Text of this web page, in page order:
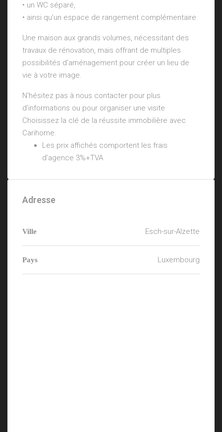
• un WC séparé,
• ainsi qu’un espace de rangement complémentaire.
Une maison aux grands volumes, nécessitant des
travaux de rénovation, mais offrant de multiples
possibilités d’aménagement pour créer un lieu de
vie à votre image.
N’hésitez pas à nous contacter pour plus
d’informations ou pour organiser une visite
Choisissez la clé de la réussite immobilière avec
Carihome.
Les prix affichés comportent les frais
d’agence 3%+TVA
Adresse
Ville Esch-sur-Alzette
Pays Luxembourg